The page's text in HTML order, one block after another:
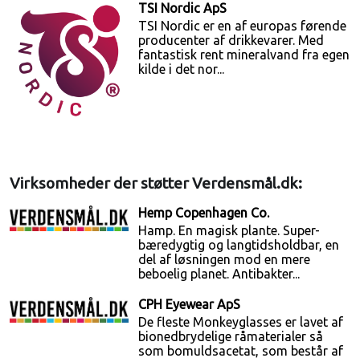
TSI Nordic ApS
TSI Nordic er en af europas førende
producenter af drikkevarer. Med
fantastisk rent mineralvand fra egen
kilde i det nor...
Virksomheder der støtter Verdensmål.dk:
Hemp Copenhagen Co.
Hamp. En magisk plante. Super-
bæredygtig og langtidsholdbar, en
del af løsningen mod en mere
beboelig planet. Antibakter...
CPH Eyewear ApS
De fleste Monkeyglasses er lavet af
bionedbrydelige råmaterialer så
som bomuldsacetat, som består af